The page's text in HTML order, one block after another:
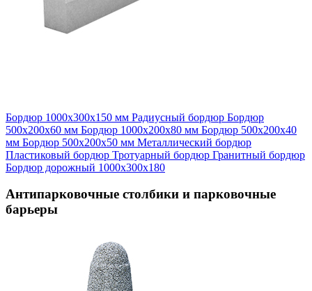
Бордюр 1000х300х150 мм Радиусный бордюр Бордюр
500х200х60 мм Бордюр 1000х200х80 мм Бордюр 500х200х40
мм Бордюр 500х200х50 мм Металлический бордюр
Пластиковый бордюр Тротуарный бордюр Гранитный бордюр
Бордюр дорожный 1000х300х180
Антипарковочные столбики и парковочные
барьеры